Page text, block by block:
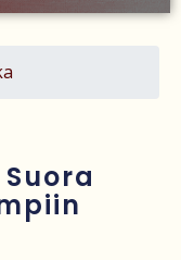
Katy Perryn
loukkaantui Espanjassa
vuotisen taistelunsa